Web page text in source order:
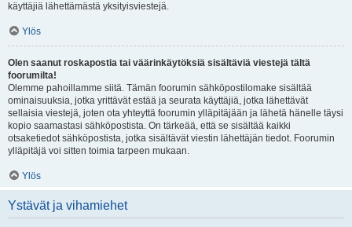
käyttäjiä lähettämästä yksityisviestejä.
Ylös
Olen saanut roskapostia tai väärinkäytöksiä sisältäviä viestejä tältä
foorumilta!
Olemme pahoillamme siitä. Tämän foorumin sähköpostilomake sisältää
ominaisuuksia, jotka yrittävät estää ja seurata käyttäjiä, jotka lähettävät
sellaisia viestejä, joten ota yhteyttä foorumin ylläpitäjään ja lähetä hänelle täysi
kopio saamastasi sähköpostista. On tärkeää, että se sisältää kaikki
otsaketiedot sähköpostista, jotka sisältävät viestin lähettäjän tiedot. Foorumin
ylläpitäjä voi sitten toimia tarpeen mukaan.
Ylös
Ystävät ja vihamiehet